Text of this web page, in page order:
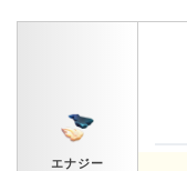
エナジー